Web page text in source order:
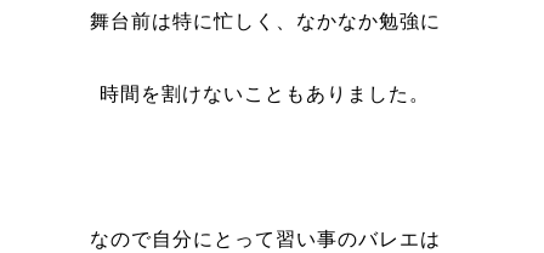
舞台前は特に忙しく、なかなか勉強に
時間を割けないこともありました。
なので自分にとって習い事のバレエは